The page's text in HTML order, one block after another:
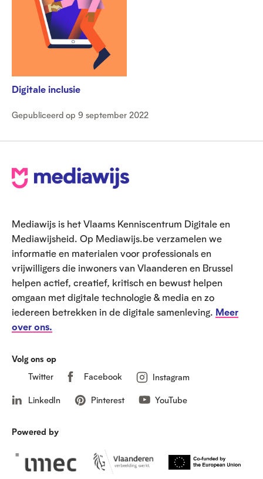
Digitale inclusie
Gepubliceerd op 9 september 2022
V
o
e
t
Mediawijs is het Vlaams Kenniscentrum Digitale en
Mediawijsheid. Op Mediawijs.be verzamelen we
informatie en materialen voor professionals en
vrijwilligers die inwoners van Vlaanderen en Brussel
helpen actief, creatief, kritisch en bewust helpen
omgaan met digitale technologie & media en zo
iedereen betrekken in de digitale samenleving. Meer
over ons.
Volg ons op
Twitter
Facebook Instagram
LinkedIn Pinterest YouTube
Powered by